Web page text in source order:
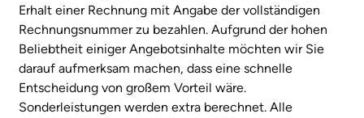
Erhalt einer Rechnung mit Angabe der vollständigen
Rechnungsnummer zu bezahlen. Aufgrund der hohen
Beliebtheit einiger Angebotsinhalte möchten wir Sie
darauf aufmerksam machen, dass eine schnelle
Entscheidung von großem Vorteil wäre.
Sonderleistungen werden extra berechnet. Alle